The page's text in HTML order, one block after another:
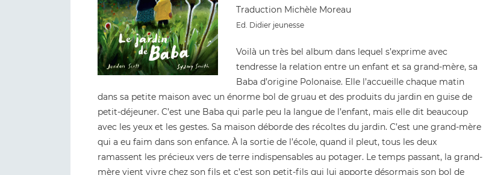
Traduction Michèle Moreau
Ed. Didier jeunesse
Voilà un très bel album dans lequel s’exprime avec
tendresse la relation entre un enfant et sa grand-mère, sa
Baba d’origine Polonaise. Elle l’accueille chaque matin
dans sa petite maison avec un énorme bol de gruau et des produits du jardin en guise de
petit-déjeuner. C’est une Baba qui parle peu la langue de l’enfant, mais elle dit beaucoup
avec les yeux et les gestes. Sa maison déborde des récoltes du jardin. C’est une grand-mère
qui a eu faim dans son enfance. À la sortie de l’école, quand il pleut, tous les deux
ramassent les précieux vers de terre indispensables au potager. Le temps passant, la grand-
mère vient vivre chez son fils et c’est son petit-fils qui lui apporte désormais son bol de